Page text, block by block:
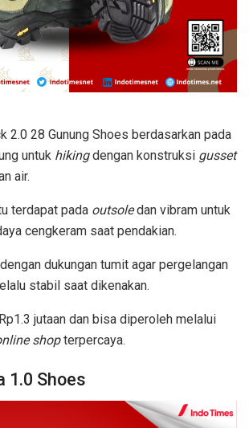
2.0 28 Gunung Shoes berdasarkan pada
untuk hikingdengan konstruksi gusset
air.
terdapat pada outsoledan vibram untuk
cengkeram saat pendakian.
dukungan tumit agar pergelangan
stabil saat dikenakan.
jutaan dan bisa diperoleh melalui
shopterpercaya.
1.0 Shoes